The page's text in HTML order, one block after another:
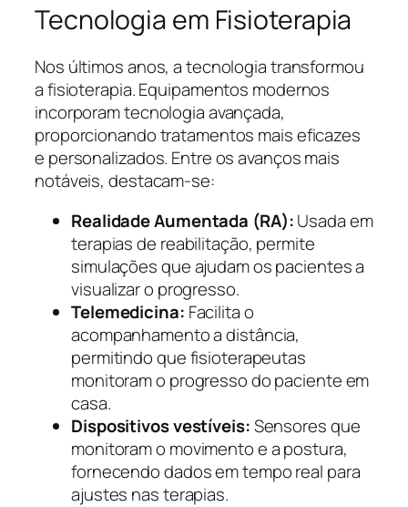
Tecnologia em Fisioterapia
Nos últimos anos, a tecnologia transformou
a fisioterapia. Equipamentos modernos
incorporam tecnologia avançada,
proporcionando tratamentos mais eficazes
e personalizados. Entre os avanços mais
notáveis, destacam-se:
Realidade Aumentada (RA):Usada em
terapias de reabilitação, permite
simulações que ajudam os pacientes a
visualizar o progresso.
Telemedicina: Facilita o
acompanhamento a distância,
permitindo que fisioterapeutas
monitoram o progresso do paciente em
casa.
Dispositivos vestíveis:Sensores que
monitoram o movimento e a postura,
fornecendo dados em tempo real para
ajustes nas terapias.